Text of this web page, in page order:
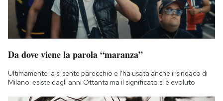
AREA PERSONALE
Area Personale
Notifiche mobile
Regala il Post
Hai bisogno di aiuto?
Esci
Da dove viene la parola “maranza”
Ultimamente la si sente parecchio e l'ha usata anche il sindaco di
Milano: esiste dagli anni Ottanta ma il significato si è evoluto